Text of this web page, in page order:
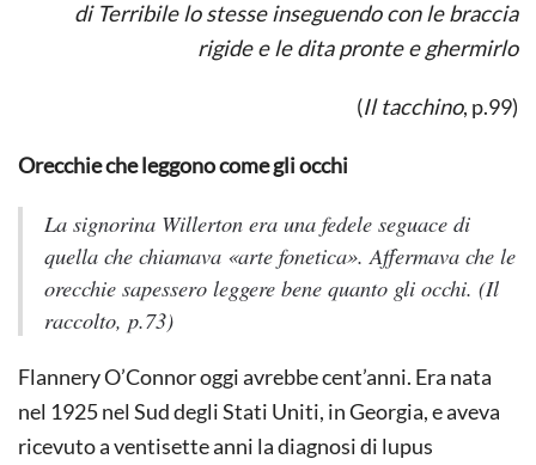
di Terribile lo stesse inseguendo con le braccia
rigide e le dita pronte e ghermirlo
(Il tacchino, p.99)
Orecchie che leggono come gli occhi
La signorina Willerton era una fedele seguace di
quella che chiamava «arte fonetica». Affermava che le
orecchie sapessero leggere bene quanto gli occhi. (Il
raccolto,p.73)
Flannery O’Connor oggi avrebbe cent’anni. Era nata
nel 1925 nel Sud degli Stati Uniti, in Georgia, e aveva
ricevuto a ventisette anni la diagnosi di lupus